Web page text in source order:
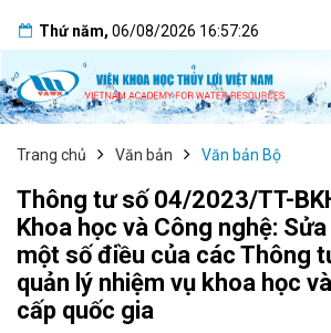
Thứ năm, 06/08/2026 16:57:26
Trang chủ Văn bản Văn bản Bộ
Thông tư số 04/2023/TT-
Khoa học và Công nghệ:
một số điều của các Thông
quản lý nhiệm vụ khoa học
cấp quốc gia